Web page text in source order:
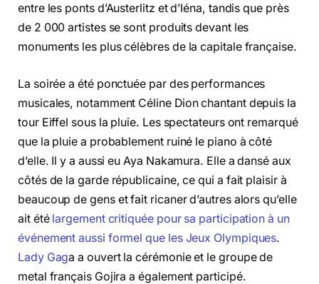
entre les ponts d’Austerlitz et d’Iéna, tandis que près
de 2 000 artistes se sont produits devant les
monuments les plus célèbres de la capitale française.
La soirée a été ponctuée par des performances
musicales, notamment Céline Dion chantant depuis la
tour Eiffel sous la pluie. Les spectateurs ont remarqué
que la pluie a probablement ruiné le piano à côté
d’elle. Il y a aussi eu Aya Nakamura. Elle a dansé aux
côtés de la garde républicaine, ce qui a fait plaisir à
beaucoup de gens et fait ricaner d’autres alors qu’elle
ait été largement critiquée pour sa participation à un
événement aussi formel que les Jeux Olympiques.
Lady Gaga a ouvert la cérémonie et le groupe de
metal français Gojira a également participé.